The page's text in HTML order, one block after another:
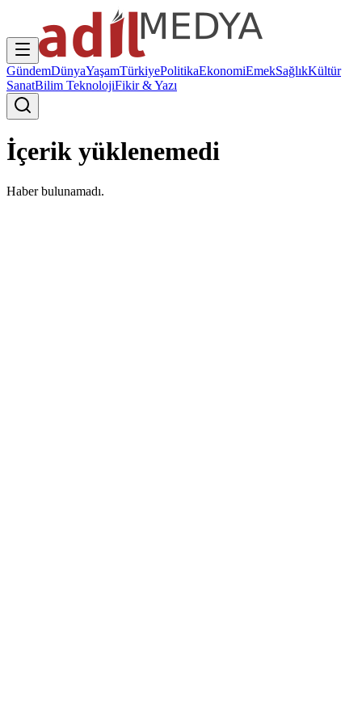
GündemDünyaYaşamTürkiyePolitikaEkonomiEmekSağlıkKültür
SanatBilim TeknolojiFikir & Yazı
İçerik yüklenemedi
Haber bulunamadı.